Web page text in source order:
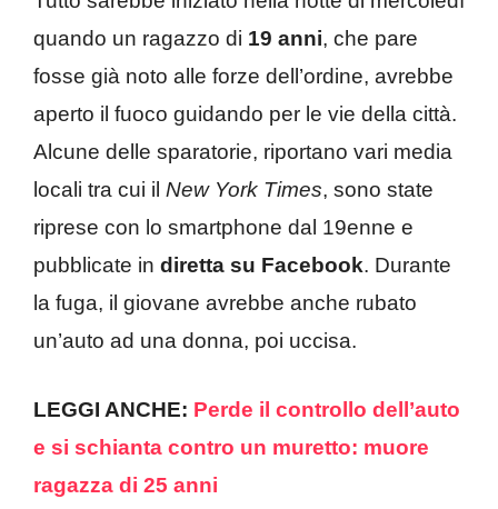
quando un ragazzo di 19 anni, che pare
fosse già noto alle forze dell’ordine, avrebbe
aperto il fuoco guidando per le vie della città.
Alcune delle sparatorie, riportano vari media
locali tra cui il New York Times, sono state
riprese con lo smartphone dal 19enne e
pubblicate in diretta su Facebook. Durante
la fuga, il giovane avrebbe anche rubato
un’auto ad una donna, poi uccisa.
LEGGI ANCHE: Perde il controllo dell’auto
e si schianta contro un muretto: muore
ragazza di 25 anni